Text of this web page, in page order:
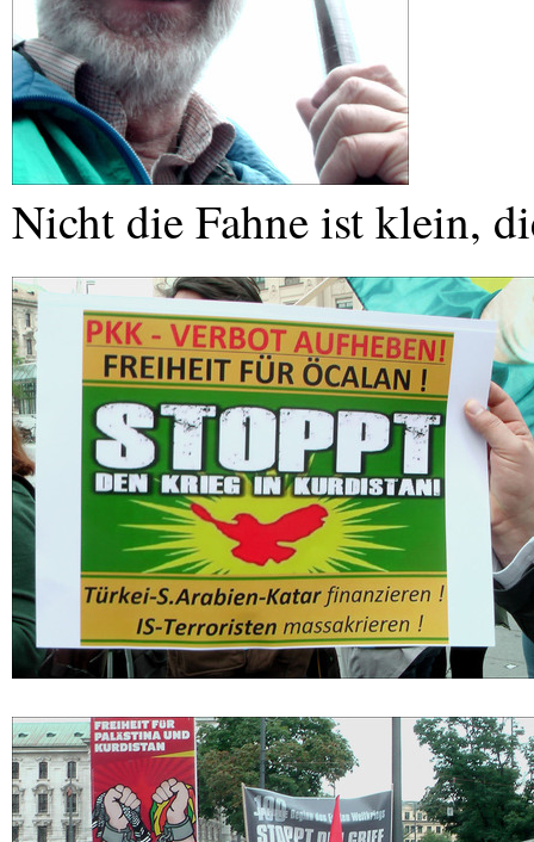
Nicht die Fahne ist klein,